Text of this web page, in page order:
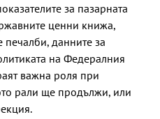
за пазарната
ценни книжа,
печалби, данните за
на Федералния
важна роля при
рали ще продължи, или